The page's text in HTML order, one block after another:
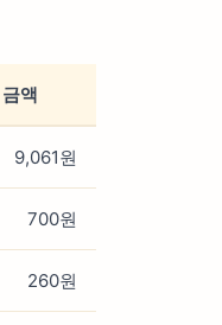
금액
9,061원
700원
260원